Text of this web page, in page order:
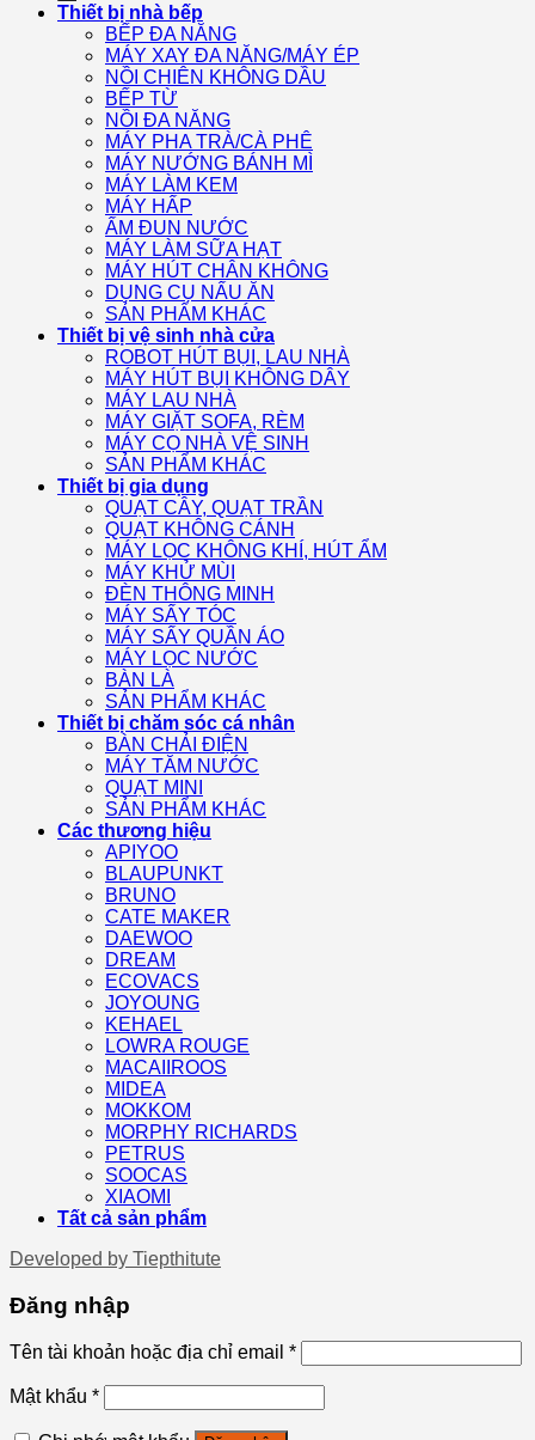
Thiết bị nhà bếp
BẾP ĐA NĂNG
MÁY XAY ĐA NĂNG/MÁY ÉP
NỒI CHIÊN KHÔNG DẦU
BẾP TỪ
NỒI ĐA NĂNG
MÁY PHA TRÀ/CÀ PHÊ
MÁY NƯỚNG BÁNH MÌ
MÁY LÀM KEM
MÁY HẤP
ẤM ĐUN NƯỚC
MÁY LÀM SỮA HẠT
MÁY HÚT CHÂN KHÔNG
DỤNG CỤ NẤU ĂN
SẢN PHẨM KHÁC
Thiết bị vệ sinh nhà cửa
ROBOT HÚT BỤI, LAU NHÀ
MÁY HÚT BỤI KHÔNG DÂY
MÁY LAU NHÀ
MÁY GIẶT SOFA, RÈM
MÁY CỌ NHÀ VỆ SINH
SẢN PHẨM KHÁC
Thiết bị gia dụng
QUẠT CÂY, QUẠT TRẦN
QUẠT KHÔNG CÁNH
MÁY LỌC KHÔNG KHÍ, HÚT ẨM
MÁY KHỬ MÙI
ĐÈN THÔNG MINH
MÁY SẤY TÓC
MÁY SẤY QUẦN ÁO
MÁY LỌC NƯỚC
BÀN LÀ
SẢN PHẨM KHÁC
Thiết bị chăm sóc cá nhân
BÀN CHẢI ĐIỆN
MÁY TĂM NƯỚC
QUẠT MINI
SẢN PHẨM KHÁC
Các thương hiệu
APIYOO
BLAUPUNKT
BRUNO
CATE MAKER
DAEWOO
DREAM
ECOVACS
JOYOUNG
KEHAEL
LOWRA ROUGE
MACAIIROOS
MIDEA
MOKKOM
MORPHY RICHARDS
PETRUS
SOOCAS
XIAOMI
Tất cả sản phẩm
Developed by Tiepthitute
Đăng nhập
Tên tài khoản hoặc địa chỉ email *
Mật khẩu *